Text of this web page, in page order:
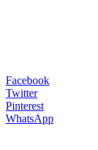
Facebook
Twitter
Pinterest
WhatsApp